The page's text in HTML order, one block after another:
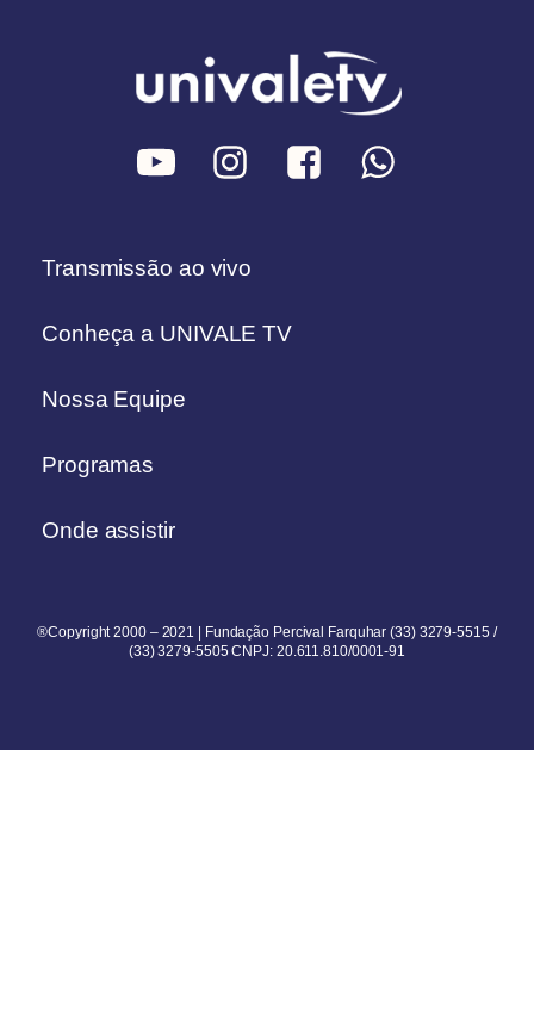
Transmissão ao vivo
Conheça a UNIVALE TV
Nossa Equipe
Programas
Onde assistir
®Copyright 2000 – 2021 | Fundação Percival Farquhar (33) 3279-5515 /
(33) 3279-5505 CNPJ: 20.611.810/0001-91